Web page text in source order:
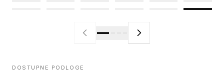
DOSTUPNE PODLOGE